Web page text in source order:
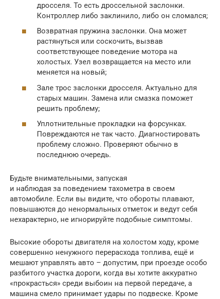
дросселя. То есть дроссельной заслонки.
Контроллер либо заклинило, либо он сломался;
Возвратная пружина заслонки. Она может
растянуться или соскочить, вызвав
соответствующее поведение мотора на
холостых. Узел возвращается на место или
меняется на новый;
Зале трос заслонки дросселя. Актуально для
старых машин. Замена или смазка поможет
решить проблему;
Уплотнительные прокладки на форсунках.
Повреждаются не так часто. Диагностировать
проблему сложно. Проверяют обычно в
последнюю очередь.
Будьте внимательными, запуская
и наблюдая за поведением тахометра в своем
автомобиле. Если вы видите, что обороты плавают,
повышаются до ненормальных отметок и ведут себя
нехарактерно, не игнорируйте подобные симптомы.
Высокие обороты двигателя на холостом ходу, кроме
совершенно ненужного перерасхода топлива, ещё и
мешают управлять авто – допустим, при проезде особо
разбитого участка дороги, когда вы хотите аккуратно
«прокрасться» среди выбоин на первой передаче, а
машина смело принимает удары по подвеске. Кроме